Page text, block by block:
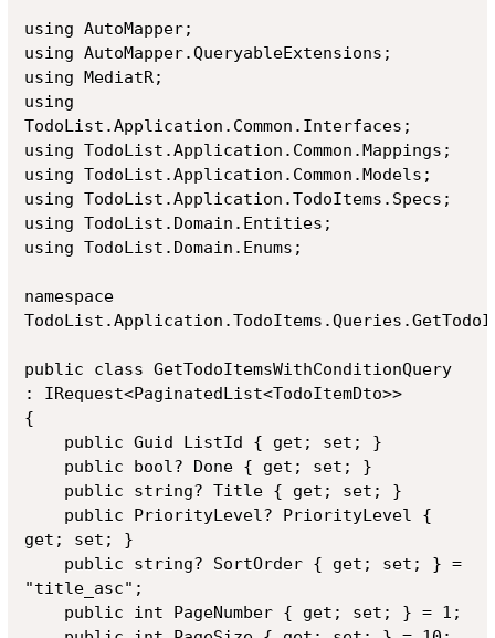
using AutoMapper;
using AutoMapper.QueryableExtensions;
using MediatR;
using
TodoList.Application.Common.Interfaces;
using TodoList.Application.Common.Mappings;
using TodoList.Application.Common.Models;
using TodoList.Application.TodoItems.Specs;
using TodoList.Domain.Entities;
using TodoList.Domain.Enums;
namespace
public class GetTodoItemsWithConditionQuery
: IRequest<PaginatedList<TodoItemDto>>
{
get; set; }
"title_asc";